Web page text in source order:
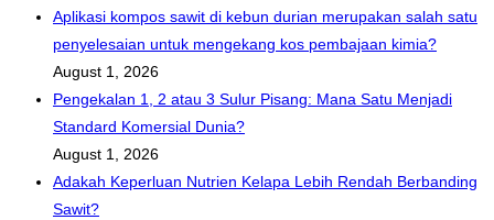
Aplikasi kompos sawit di kebun durian merupakan salah satu
penyelesaian untuk mengekang kos pembajaan kimia?
August 1, 2026
Pengekalan 1, 2 atau 3 Sulur Pisang: Mana Satu Menjadi
Standard Komersial Dunia?
August 1, 2026
Adakah Keperluan Nutrien Kelapa Lebih Rendah Berbanding
Sawit?